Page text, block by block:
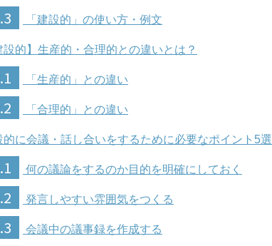
「建設的」の使い方・例文
設的】生産的・合理的との違いとは？
「生産的」との違い
「合理的」との違い
的に会議・話し合いをするために必要なポイント5選
何の議論をするのか目的を明確にしておく
発言しやすい雰囲気をつくる
会議中の議事録を作成する